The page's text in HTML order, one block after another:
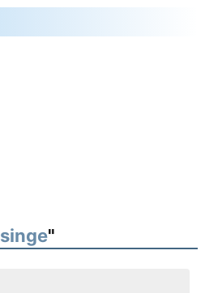
singe"